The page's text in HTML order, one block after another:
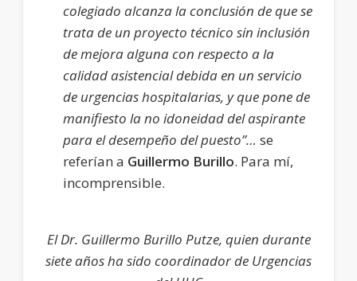
colegiado alcanza la conclusión de que se
trata de un proyecto técnico sin inclusión
de mejora alguna con respecto a la
calidad asistencial debida en un servicio
de urgencias hospitalarias, y que pone de
manifiesto la no idoneidad del aspirante
para el desempeño del puesto”… se
referían a Guillermo Burillo. Para mí,
incomprensible.
El Dr. Guillermo Burillo Putze, quien durante
siete años ha sido coordinador de Urgencias